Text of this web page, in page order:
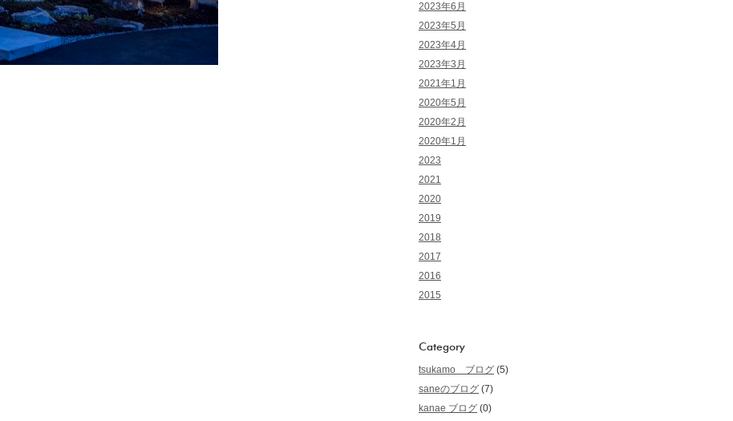
2023年6月
2023年5月
2023年4月
2023年3月
2021年1月
2020年5月
2020年2月
2020年1月
2023
2021
2020
2019
2018
2017
2016
2015
Category
tsukamo ブログ (5)
saneのブログ (7)
kanae ブログ (0)